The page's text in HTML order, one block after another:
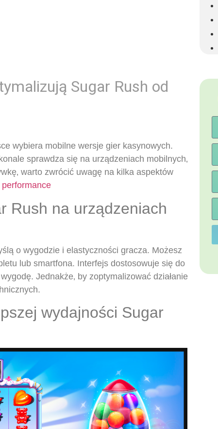
Sugar Rush od
wybiera mobilne wersje gier kasynowych.
sprawdza się na urządzeniach mobilnych‚
warto zwrócić uwagę na kilka aspektów
Rush na urządzeniach
o wygodzie i elastyczności gracza. Możesz
lub smartfona. Interfejs dostosowuje się do
Jednakże‚ by zoptymalizować działanie
wydajności Sugar